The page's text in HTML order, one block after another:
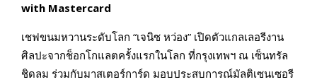
with Mastercard
เชฟขนมหวานระดับโลก “เจนิซ หว่อง” เปิดตัวแกลเลอรีงาน
ศิลปะจากช็อกโกแลตครั้งแรกในโลก ที่กรุงเทพฯ ณ เซ็นทรัล
ชิดลม ร่วมกับมาสเตอร์การ์ด มอบประสบการณ์มัลติเซนเซอรี